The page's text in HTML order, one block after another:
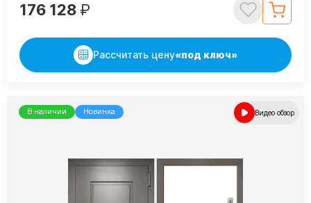
176 128 ₽
Рассчитать цену«под ключ»
В наличии Новинка Видео обзор